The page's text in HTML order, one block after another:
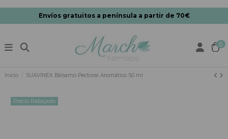
Envíos gratuitos a península a partir de 70€
0
Inicio SUAVINEX Bálsamo Pectoral Aromático 50 ml
Precio Rebajado